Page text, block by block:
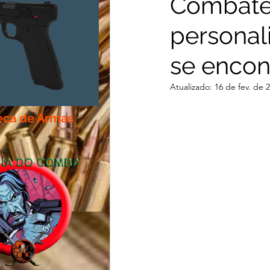
Centro de Estudo MARS
se
Atualizado: 16 de fev. de
de Armas